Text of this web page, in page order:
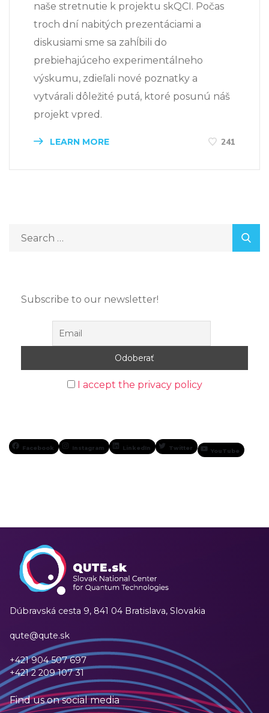
naše stretnutie k projektu skQCI. Počas
troch dní nabitých prezentáciami a
diskusiami sme sa zahĺbili do
prebiehajúceho experimentálneho
výskumu, zdieľali nové poznatky a
vytvárali dôležité putá, ktoré posunú náš
projekt vpred.
LEARN MORE 241
Subscribe to our newsletter!
I accept the privacy policy
Facebook Instagram LinkedIn Twitter YouTube
Dúbravská cesta 9, 841 04 Bratislava, Slovakia
qute@qute.sk
+421 904 507 697
+421 2 209 107 31
Find us on social media